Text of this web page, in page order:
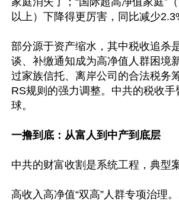
以上）下降得更厉害，同比减少
部分源于资产缩水，其中税收追杀
谈、补缴通知成为高净值人群困境
过家族信托、离岸公司的合法税务
RS规则的强力调整。中共的税收手
球。
一撸到底：从富人到中产到底层
中共的财富收割是系统工程，典型
高收入高净值“双高”人群专项治理